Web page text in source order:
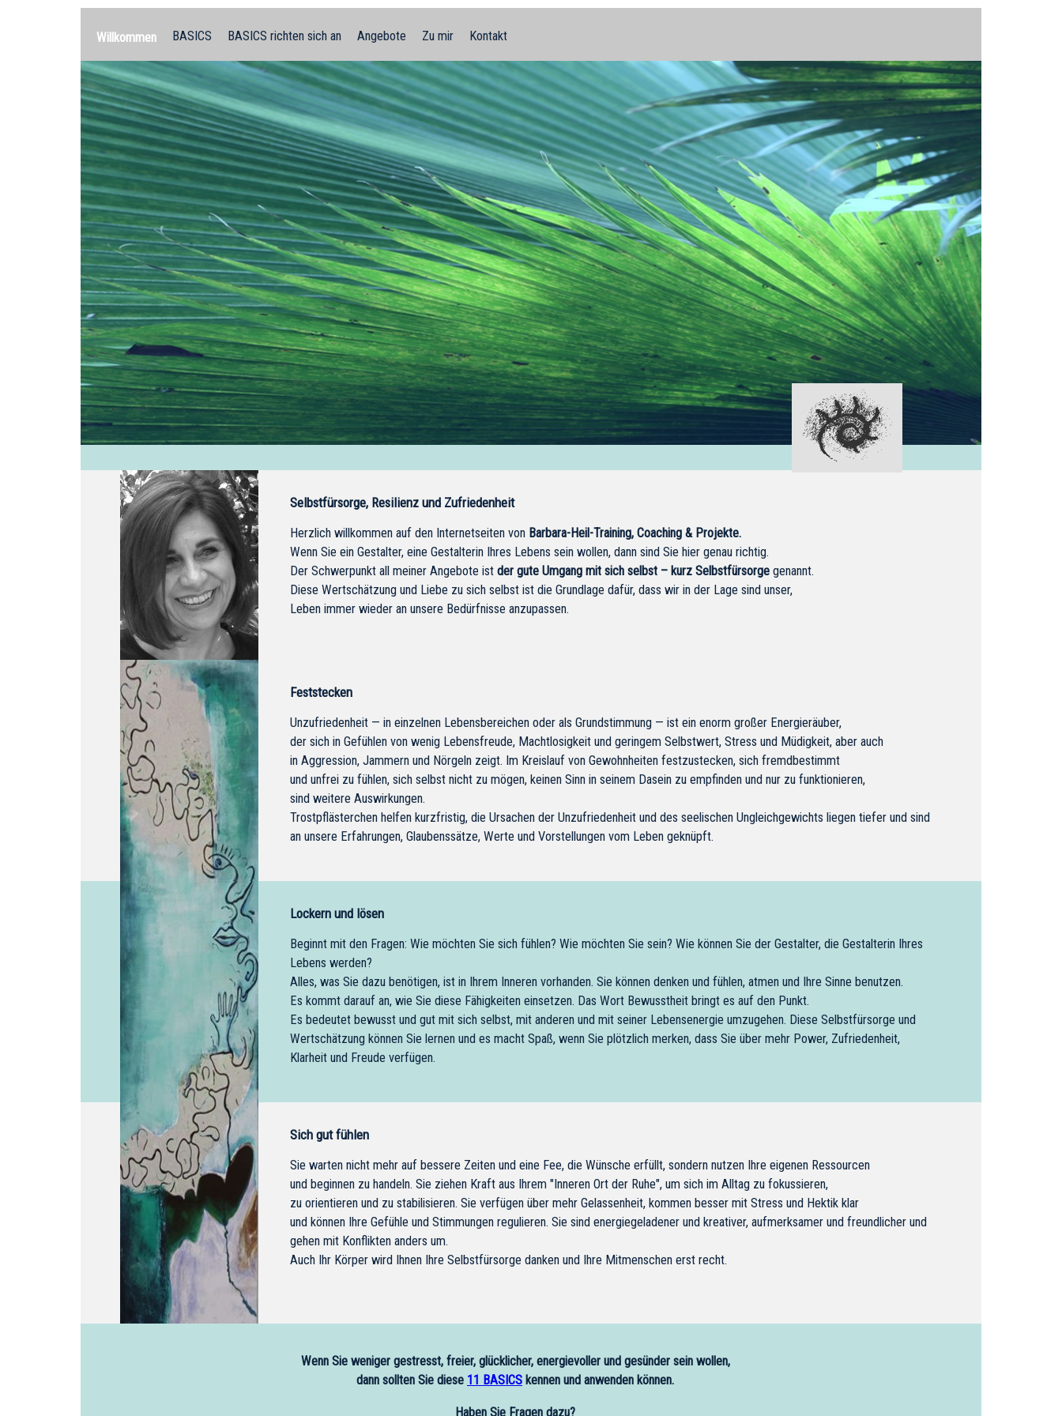
überspringen
Willkommen BASICS BASICS richten sich an Angebote Zu mir Kontakt
Selbstfürsorge, Resilienz und Zufriedenheit
Herzlich willkommen auf den Internetseiten von Barbara-Heil-Training, Coaching & Projekte.
Wenn Sie ein Gestalter, eine Gestalterin Ihres Lebens sein wollen, dann sind Sie hier genau richtig.
Der Schwerpunkt all meiner Angebote ist der gute Umgang mit sich selbst – kurz Selbstfürsorge genannt.
Diese Wertschätzung und Liebe zu sich selbst ist die Grundlage dafür, dass wir in der Lage sind unser,
Leben immer wieder an unsere Bedürfnisse anzupassen.
Feststecken
Unzufriedenheit — in einzelnen Lebensbereichen oder als Grundstimmung — ist ein enorm großer Energieräuber,
der sich in Gefühlen von wenig Lebensfreude, Machtlosigkeit und geringem Selbstwert, Stress und Müdigkeit, aber auch
in Aggression, Jammern und Nörgeln zeigt. Im Kreislauf von Gewohnheiten festzustecken, sich fremdbestimmt
und unfrei zu fühlen, sich selbst nicht zu mögen, keinen Sinn in seinem Dasein zu empfinden und nur zu funktionieren,
sind weitere Auswirkungen.
Trostpflästerchen helfen kurzfristig, die Ursachen der Unzufriedenheit und des seelischen Ungleichgewichts liegen tiefer und sind
an unsere Erfahrungen, Glaubenssätze, Werte und Vorstellungen vom Leben geknüpft.
Lockern und lösen
Beginnt mit den Fragen: Wie möchten Sie sich fühlen? Wie möchten Sie sein? Wie können Sie der Gestalter, die Gestalterin Ihres
Lebens werden?
Alles, was Sie dazu benötigen, ist in Ihrem Inneren vorhanden. Sie können denken und fühlen, atmen und Ihre Sinne benutzen.
Es kommt darauf an, wie Sie diese Fähigkeiten einsetzen. Das Wort Bewusstheit bringt es auf den Punkt.
Es bedeutet bewusst und gut mit sich selbst, mit anderen und mit seiner Lebensenergie umzugehen. Diese Selbstfürsorge und
Wertschätzung können Sie lernen und es macht Spaß, wenn Sie plötzlich merken, dass Sie über mehr Power, Zufriedenheit,
Klarheit und Freude verfügen.
Sich gut fühlen
Sie warten nicht mehr auf bessere Zeiten und eine Fee, die Wünsche erfüllt, sondern nutzen Ihre eigenen Ressourcen
und beginnen zu handeln. Sie ziehen Kraft aus Ihrem "Inneren Ort der Ruhe", um sich im Alltag zu fokussieren,
zu orientieren und zu stabilisieren. Sie verfügen über mehr Gelassenheit, kommen besser mit Stress und Hektik klar
und können Ihre Gefühle und Stimmungen regulieren. Sie sind energiegeladener und kreativer, aufmerksamer und freundlicher und
gehen mit Konflikten anders um.
Auch Ihr Körper wird Ihnen Ihre Selbstfürsorge danken und Ihre Mitmenschen erst recht.
Wenn Sie weniger gestresst, freier, glücklicher, energievoller und gesünder sein wollen,
dann sollten Sie diese 11 BASICS kennen und anwenden können.
Haben Sie Fragen dazu?